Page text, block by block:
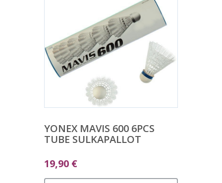
YONEX MAVIS 600 6PCS
TUBE SULKAPALLOT
19,90 €